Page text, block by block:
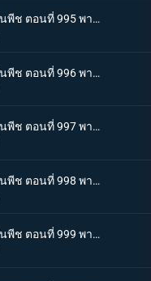
One piece วันพีช ตอนที่ 995 พากย์ไทย จู่โจมปณิธานของโอเด้งที่สืบทอดมา
One piece วันพีช ตอนที่ 996 พากย์ไทย โอนิกาชิมะสั่นสะเทือน ลูฟี่เริ่มสงครามเต็มรูปแบบ
One piece วันพีช ตอนที่ 997 พากย์ไทย การต่อสู้ใต้แสงจันทร์ นักรบคลั่ง ซูลอง
One piece วันพีช ตอนที่ 998 พากย์ไทย ซุสเป็นปฏิปักษ์! นามิเข้าตาจน!
One piece วันพีช ตอนที่ 999 พากย์ไทย เราจะปกป้องเจ้า การพบกันระหว่างยามาโตะกับโมโมโนะสุเกะ